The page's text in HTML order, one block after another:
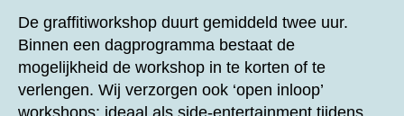
De graffitiworkshop duurt gemiddeld twee uur.
Binnen een dagprogramma bestaat de
mogelijkheid de workshop in te korten of te
verlengen. Wij verzorgen ook ‘open inloop’